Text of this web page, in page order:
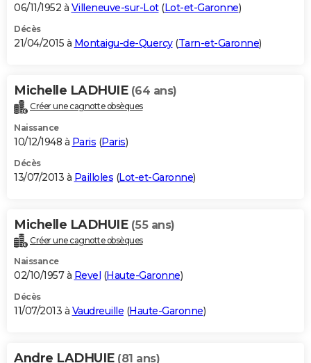
06/11/1952 à Villeneuve-sur-Lot(Lot-et-Garonne)
Décès
21/04/2015 à Montaigu-de-Quercy(Tarn-et-Garonne)
Michelle LADHUIE (64 ans)
Créer une cagnotte obsèques
Naissance
10/12/1948 à Paris (Paris)
Décès
13/07/2013 à Pailloles (Lot-et-Garonne)
Michelle LADHUIE (55 ans)
Créer une cagnotte obsèques
Naissance
02/10/1957 à Revel (Haute-Garonne)
Décès
11/07/2013 à Vaudreuille (Haute-Garonne)
Andre LADHUIE (81 ans)